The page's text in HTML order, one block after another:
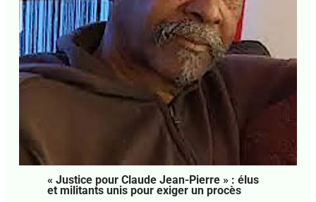
« Justice pour Claude Jean-Pierre » : élus
et militants unis pour exiger un procès